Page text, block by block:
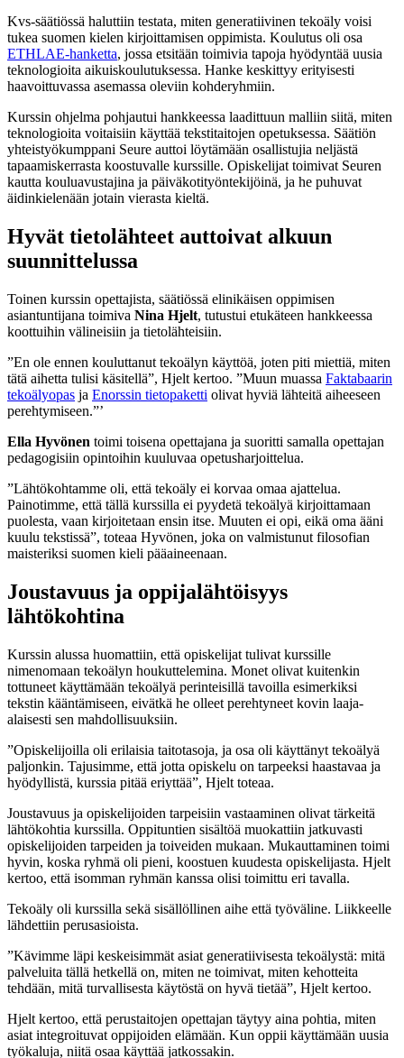
Kvs‑säätiössä haluttiin testata, miten generatiivinen tekoäly voisi
tukea suomen kielen kirjoittamisen oppimista. Koulutus oli osa
ETHLAE-hanketta, jossa etsitään toimivia tapoja hyödyntää uusia
teknologioita aikuiskoulutuksessa. Hanke keskittyy erityisesti
haavoittuvassa asemassa oleviin kohderyhmiin.
Kurssin ohjelma pohjautui hankkeessa laadittuun malliin siitä, miten
teknologioita voitaisiin käyttää tekstitaitojen opetuksessa. Säätiön
yhteistyökumppani Seure auttoi löytämään osallistujia neljästä
tapaamiskerrasta koostuvalle kurssille. Opiskelijat toimivat Seuren
kautta kouluavustajina ja päiväkotityöntekijöinä, ja he puhuvat
äidinkielenään jotain vierasta kieltä.
Hyvät tietolähteet auttoivat alkuun
suunnittelussa
Toinen kurssin opettajista, säätiössä elinikäisen oppimisen
asiantuntijana toimiva Nina Hjelt, tutustui etukäteen hankkeessa
koottuihin välineisiin ja tietolähteisiin.
”En ole ennen kouluttanut tekoälyn käyttöä, joten piti miettiä, miten
tätä aihetta tulisi käsitellä”, Hjelt kertoo. ”Muun muassa Faktabaarin
tekoälyopas ja Enorssin tietopaketti olivat hyviä lähteitä aiheeseen
perehtymiseen.”’
Ella Hyvönen toimi toisena opettajana ja suoritti samalla opettajan
pedagogisiin opintoihin kuuluvaa opetusharjoittelua.
”Lähtökohtamme oli, että tekoäly ei korvaa omaa ajattelua.
Painotimme, että tällä kurssilla ei pyydetä tekoälyä kirjoittamaan
puolesta, vaan kirjoitetaan ensin itse. Muuten ei opi, eikä oma ääni
kuulu tekstissä”, toteaa Hyvönen, joka on valmistunut filosofian
maisteriksi suomen kieli pääaineenaan.
Joustavuus ja oppijalähtöisyys
lähtökohtina
Kurssin alussa huomattiin, että opiskelijat tulivat kurssille
nimenomaan tekoälyn houkuttelemina. Monet olivat kuitenkin
tottuneet käyttämään tekoälyä perinteisillä tavoilla esimerkiksi
tekstin kääntämiseen, eivätkä he olleet perehtyneet kovin laaja-
alaisesti sen mahdollisuuksiin.
”Opiskelijoilla oli erilaisia taitotasoja, ja osa oli käyttänyt tekoälyä
paljonkin. Tajusimme, että jotta opiskelu on tarpeeksi haastavaa ja
hyödyllistä, kurssia pitää eriyttää”, Hjelt toteaa.
Joustavuus ja opiskelijoiden tarpeisiin vastaaminen olivat tärkeitä
lähtökohtia kurssilla. Oppituntien sisältöä muokattiin jatkuvasti
opiskelijoiden tarpeiden ja toiveiden mukaan. Mukauttaminen toimi
hyvin, koska ryhmä oli pieni, koostuen kuudesta opiskelijasta. Hjelt
kertoo, että isomman ryhmän kanssa olisi toimittu eri tavalla.
Tekoäly oli kurssilla sekä sisällöllinen aihe että työväline. Liikkeelle
lähdettiin perusasioista.
”Kävimme läpi keskeisimmät asiat generatiivisesta tekoälystä: mitä
palveluita tällä hetkellä on, miten ne toimivat, miten kehotteita
tehdään, mitä turvallisesta käytöstä on hyvä tietää”, Hjelt kertoo.
Hjelt kertoo, että perustaitojen opettajan täytyy aina pohtia, miten
asiat integroituvat oppijoiden elämään. Kun oppii käyttämään uusia
työkaluja, niitä osaa käyttää jatkossakin.